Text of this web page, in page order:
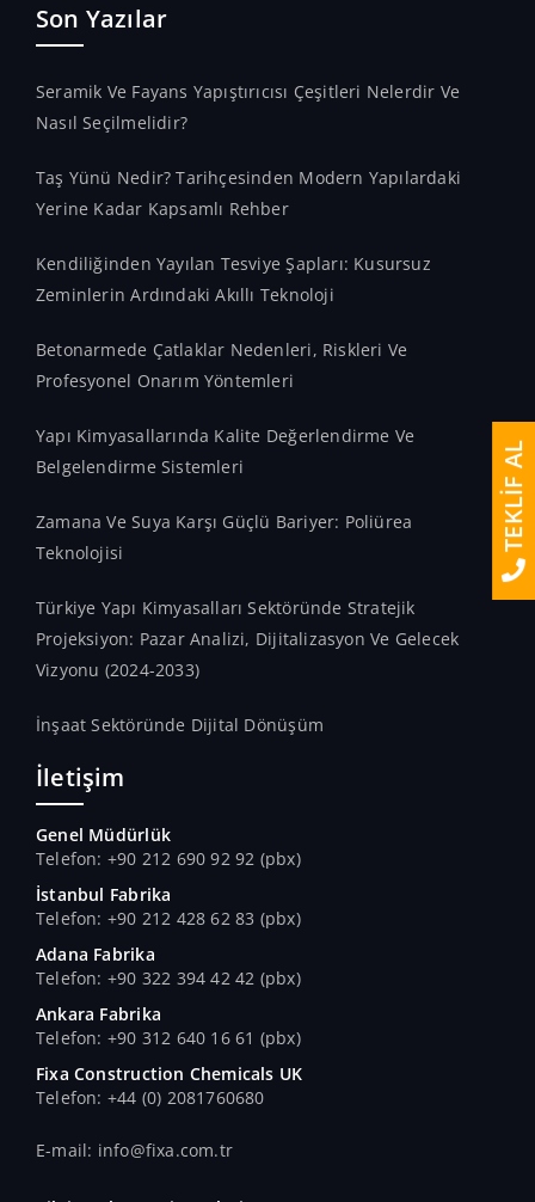
Son Yazılar
Seramik Ve Fayans Yapıştırıcısı Çeşitleri Nelerdir Ve
Nasıl Seçilmelidir?
Taş Yünü Nedir? Tarihçesinden Modern Yapılardaki
Yerine Kadar Kapsamlı Rehber
Kendiliğinden Yayılan Tesviye Şapları: Kusursuz
Zeminlerin Ardındaki Akıllı Teknoloji
Betonarmede Çatlaklar Nedenleri, Riskleri Ve
Profesyonel Onarım Yöntemleri
Yapı Kimyasallarında Kalite Değerlendirme Ve
Belgelendirme Sistemleri
Zamana Ve Suya Karşı Güçlü Bariyer: Poliürea
Teknolojisi
Türkiye Yapı Kimyasalları Sektöründe Stratejik
Projeksiyon: Pazar Analizi, Dijitalizasyon Ve Gelecek
Vizyonu (2024-2033)
İnşaat Sektöründe Dijital Dönüşüm
İletişim
Genel Müdürlük
Telefon: +90 212 690 92 92 (pbx)
İstanbul Fabrika
Telefon: +90 212 428 62 83 (pbx)
Adana Fabrika
Telefon: +90 322 394 42 42 (pbx)
Ankara Fabrika
Telefon: +90 312 640 16 61 (pbx)
Fixa Construction Chemicals UK
Telefon: +44 (0) 2081760680
E-mail: info@fixa.com.tr
TEKLİF AL